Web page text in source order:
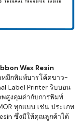
Wax Resin
หมึกพิมพ์บารโค้ดขาว-
Label Printer ริบบอน
สูงคุมค่ากับการพิมพ์
ทุกแบบ เช่น ประเภท
ซึ่งมีให้คุณลูกค้าได้